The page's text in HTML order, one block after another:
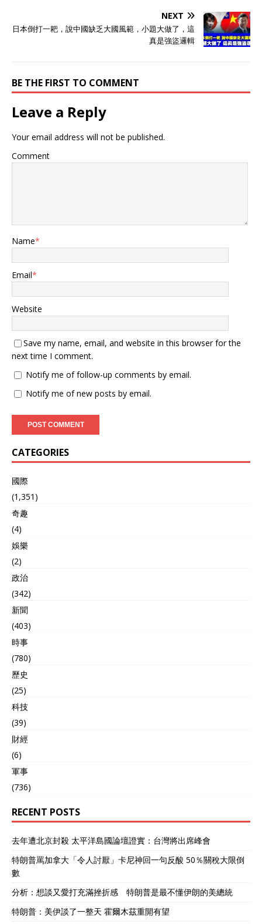
NEXT
日本倒打一耙，說中國缺乏大國風範，小題大做了，這
真是強盜邏輯
BE THE FIRST TO COMMENT
Leave a Reply
Your email address will not be published.
Comment
Name*
Email*
Website
Save my name, email, and website in this browser for the
next time I comment.
Notify me of follow-up comments by email.
Notify me of new posts by email.
CATEGORIES
國際
(1,351)
奇趣
(4)
娛樂
(2)
政治
(342)
新聞
(403)
時事
(780)
歷史
(25)
科技
(39)
財經
(6)
軍事
(736)
RECENT POSTS
去年遭北京封殺 太平洋島國論壇證實：台灣將出席峰會
特朗普罵加拿大「令人討厭」卡尼神回一句反酸 50％關稅大限倒
數
分析：想談又愛打充滿挫折感 特朗普是最不懂伊朗的美總統
特朗普：美伊談了一整天 霍爾木茲重開有望